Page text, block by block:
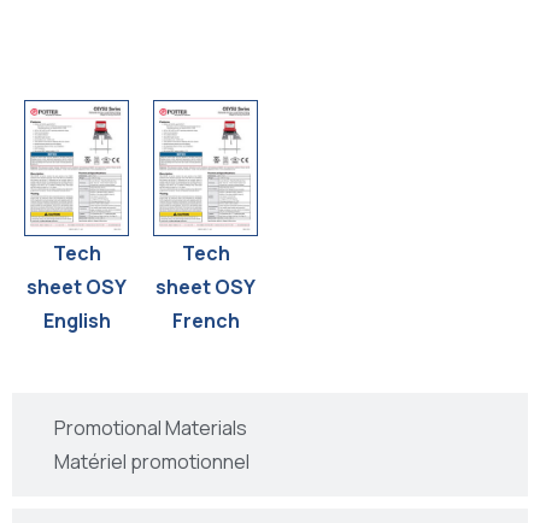
Promotional Materials
Matériel promotionnel
Tech
sheet OSY
English
Tech
sheet OSY
French